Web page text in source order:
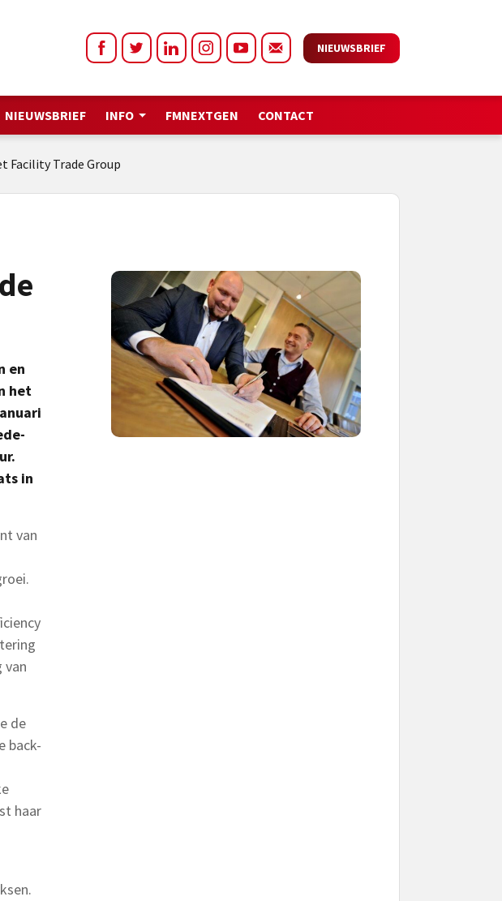
NIEUWSBRIEF
NIEUWSBRIEF INFO FMNEXTGEN CONTACT
Facility Trade Group
en
het
in
van
van
de
back-
haar